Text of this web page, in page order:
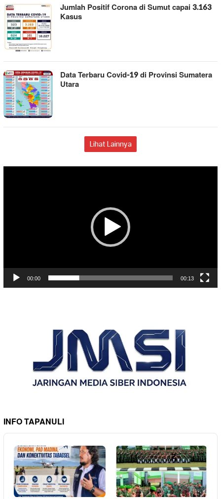
Jumlah Positif Corona di Sumut capai 3.163
Kasus
Data Terbaru Covid-19 di Provinsi Sumatera
Utara
Lihat Lainnya
00:00 00:13
INFO TAPANULI